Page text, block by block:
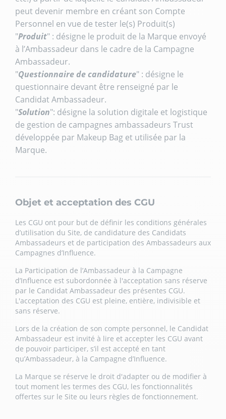
peut devenir membre en créant son Compte
Personnel en vue de tester le(s) Produit(s)
"Produit" : désigne le produit de la Marque envoyé
à l’Ambassadeur dans le cadre de la Campagne
Ambassadeur.
"Questionnaire de candidature" : désigne le
questionnaire devant être renseigné par le
Candidat Ambassadeur.
"Solution": désigne la solution digitale et logistique
de gestion de campagnes ambassadeurs Trust
développée par Makeup Bag et utilisée par la
Marque.
Objet et acceptation des CGU
Les CGU ont pour but de définir les conditions générales
d’utilisation du Site, de candidature des Candidats
Ambassadeurs et de participation des Ambassadeurs aux
Campagnes d’Influence.
La Participation de l’Ambassadeur à la Campagne
d’Influence est subordonnée à l'acceptation sans réserve
par le Candidat Ambassadeur des présentes CGU.
L'acceptation des CGU est pleine, entière, indivisible et
sans réserve.
Lors de la création de son compte personnel, le Candidat
Ambassadeur est invité à lire et accepter les CGU avant
de pouvoir participer, s’il est accepté en tant
qu’Ambassadeur, à la Campagne d’Influence.
La Marque se réserve le droit d'adapter ou de modifier à
tout moment les termes des CGU, les fonctionnalités
offertes sur le Site ou leurs règles de fonctionnement.